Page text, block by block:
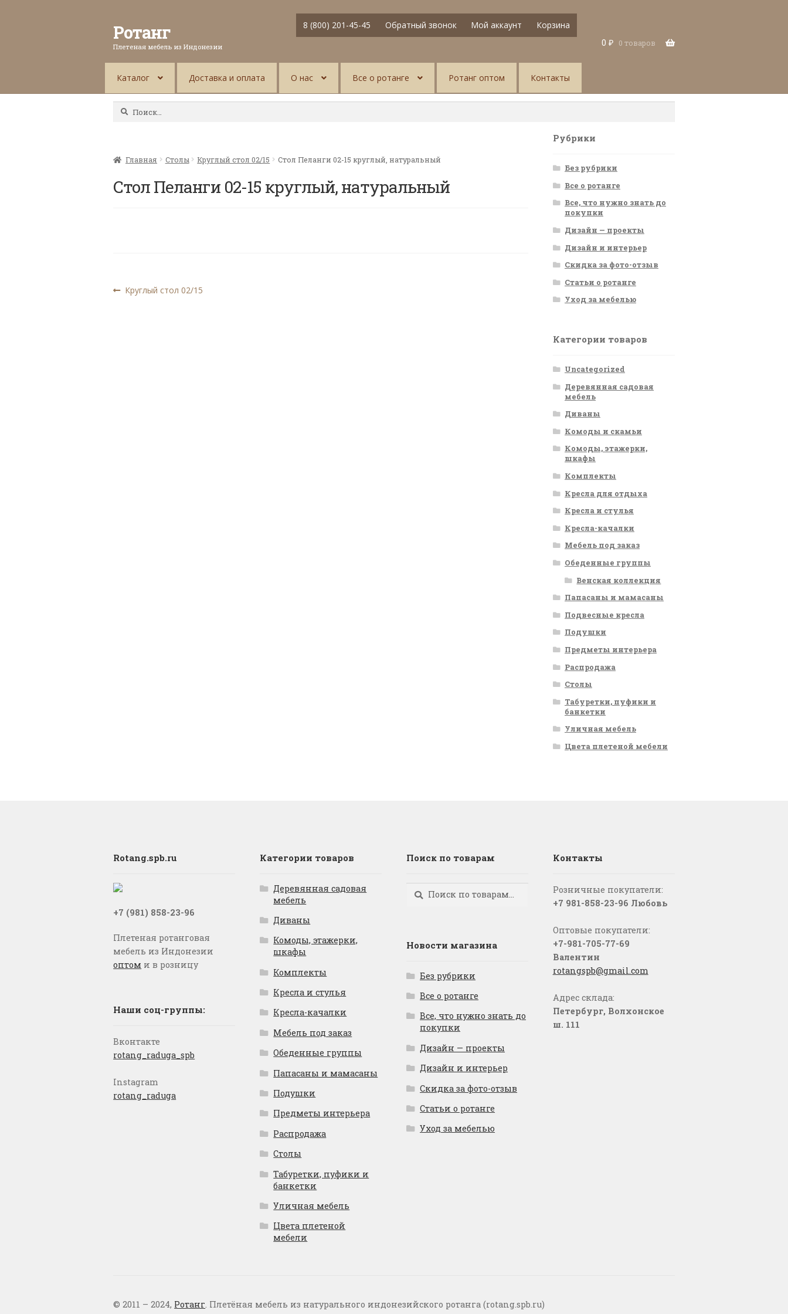
Ротанг
Плетеная мебель из Индонезии
8 (800) 201-45-45 Обратный звонок Мой аккаунт
Корзина
0 ₽ 0 товаров
Каталог Доставка и оплата О нас Все о ротанге Ротанг оптом Контакты
Найти:
Главная Столы Круглый стол 02/15 Стол Пеланги 02-15 круглый, натуральный
Стол Пеланги 02-15 круглый, натуральный
Навигация
Предыдущая
Круглый стол 02/15
Рубрики
Без рубрики
Все о ротанге
Все, что нужно знать до
покупки
Дизайн — проекты
Дизайн и интерьер
Скидка за фото-отзыв
Статьи о ротанге
Уход за мебелью
Категории товаров
Uncategorized
Деревянная садовая
мебель
Диваны
Комоды и скамьи
Комоды, этажерки,
шкафы
Комплекты
Кресла для отдыха
Кресла и стулья
Кресла-качалки
Мебель под заказ
Обеденные группы
Венская коллекция
Папасаны и мамасаны
Подвесные кресла
Подушки
Предметы интерьера
Распродажа
Столы
Табуретки, пуфики и
банкетки
Уличная мебель
Цвета плетеной мебели
Rotang.spb.ru
+7 (981) 858-23-96
Плетеная ротанговая
мебель из Индонезии
оптом и в розницу
Наши соц-группы:
Вконтакте
rotang_raduga_spb
Instagram
rotang_raduga
Категории товаров
Деревянная садовая
мебель
Диваны
Комоды, этажерки,
шкафы
Комплекты
Кресла и стулья
Кресла-качалки
Мебель под заказ
Обеденные группы
Папасаны и мамасаны
Подушки
Предметы интерьера
Распродажа
Столы
Табуретки, пуфики и
банкетки
Уличная мебель
Цвета плетеной
мебели
Поиск по товарам
Искать:
Поиск
Новости магазина
Без рубрики
Все о ротанге
Все, что нужно знать до
покупки
Дизайн — проекты
Дизайн и интерьер
Скидка за фото-отзыв
Статьи о ротанге
Уход за мебелью
Контакты
Розничные покупатели:
+7 981-858-23-96 Любовь
Оптовые покупатели:
+7-981-705-77-69
Валентин
rotangspb@gmail.com
Адрес склада:
Петербург, Волхонское
ш. 111
© 2011 – 2024, Ротанг. Плетёная мебель из натурального индонезийского ротанга (rotang.spb.ru)